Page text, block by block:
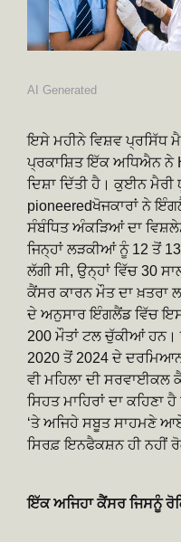
AI Generated
ਇਸੇ ਮਹੀਨੇ ਵਿਸ਼ਵ ਪ੍ਰਸਿੱਧ
ਪ੍ਰਕਾਸ਼ਿਤ ਇੱਕ ਅਧਿਐਨ ਨੇ
ਦਿਸ਼ਾ ਦਿੱਤੀ ਹੈ। ਕੁਈਨ
pioneeredਖੋਜਕਾਰਾਂ ਨੇ
ਸੰਬੰਧਿਤ ਅੰਕੜਿਆਂ ਦਾ
ਜਿਨ੍ਹਾਂ ਲੜਕੀਆਂ ਨੂੰ 12 ਤੋਂ
ਲੱਗੀ ਸੀ, ਉਨ੍ਹਾਂ ਵਿੱਚ 30
ਕੈਂਸਰ ਕਾਰਨ ਮੌਤ ਦਾ ਖ਼ਤਰਾ
ਦੇ ਅਨੁਸਾਰ ਇੰਗਲੈਂਡ ਵਿੱਚ ਇਸ
200 ਮੌਤਾਂ ਟਲ ਚੁੱਕੀਆਂ ਹਨ।
2020 ਤੋਂ 2024 ਦੇ
ਵੀ ਮਹਿਲਾ ਦੀ ਸਰਵਾਈਕਲ
ਸਿਹਤ ਮਾਹਿਰਾਂ ਦਾ ਕਹਿਣਾ
‘ਤੇ ਅਜਿਹੇ ਸਬੂਤ ਸਾਹਮਣੇ
ਸਿਰਫ਼ ਇਨਫੈਕਸ਼ਨ ਹੀ ਨਹੀਂ
ਇੱਕ ਅਜਿਹਾ ਕੈਂਸਰ ਜਿਸਨੂੰ